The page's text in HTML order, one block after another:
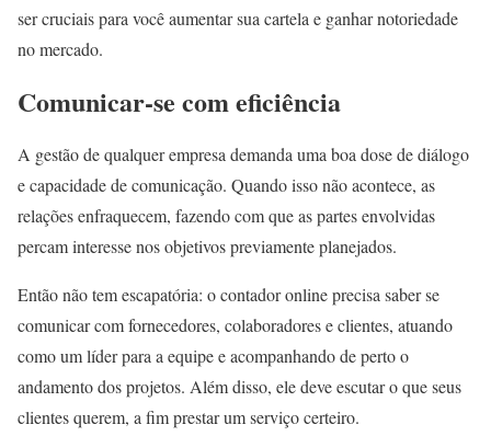
ser cruciais para você aumentar sua cartela e ganhar notoriedade
no mercado.
Comunicar-se com eficiência
A gestão de qualquer empresa demanda uma boa dose de diálogo
e capacidade de comunicação. Quando isso não acontece, as
relações enfraquecem, fazendo com que as partes envolvidas
percam interesse nos objetivos previamente planejados.
Então não tem escapatória: o contador online precisa saber se
comunicar com fornecedores, colaboradores e clientes, atuando
como um líder para a equipe e acompanhando de perto o
andamento dos projetos. Além disso, ele deve escutar o que seus
clientes querem, a fim prestar um serviço certeiro.